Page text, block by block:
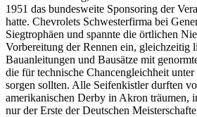
1951 das bundesweite Sponsoring der
hatte. Chevrolets Schwesterfirma bei
Siegtrophäen und spannte die örtlichen
Vorbereitung der Rennen ein, gleichzeitig
Bauanleitungen und Bausätze mit
die für technische Chancengleichheit
sorgen sollten. Alle Seifenkistler durften
amerikanischen Derby in Akron träumen,
nur der Erste der Deutschen